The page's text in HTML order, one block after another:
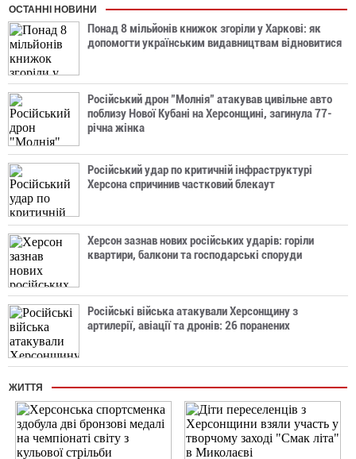
ОСТАННІ НОВИНИ
Понад 8 мільйонів книжок згоріли у Харкові: як
допомогти українським видавництвам відновитися
Російський дрон "Молнія" атакував цивільне авто
поблизу Нової Кубані на Херсонщині, загинула 77-
річна жінка
Російський удар по критичній інфраструктурі
Херсона спричинив частковий блекаут
Херсон зазнав нових російських ударів: горіли
квартири, балкони та господарські споруди
Російські війська атакували Херсонщину з
артилерії, авіації та дронів: 26 поранених
ЖИТТЯ